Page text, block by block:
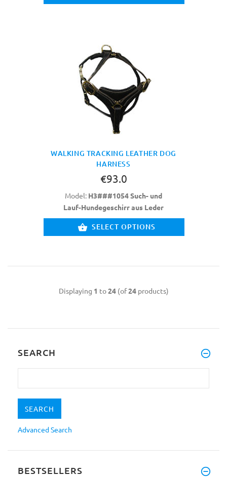
WALKING TRACKING LEATHER DOG
HARNESS
€93.0
Model: H3###1054 Such- und
Lauf-Hundegeschirr aus Leder
SELECT OPTIONS
Displaying 1 to24(of24products)
SEARCH
Advanced Search
BESTSELLERS